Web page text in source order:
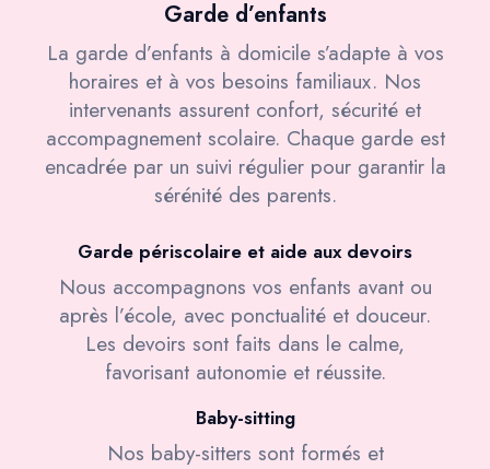
Garde d’enfants
La garde d’enfants à domicile s’adapte à vos
horaires et à vos besoins familiaux. Nos
intervenants assurent confort, sécurité et
accompagnement scolaire. Chaque garde est
encadrée par un suivi régulier pour garantir la
sérénité des parents.
Garde périscolaire et aide aux devoirs
Nous accompagnons vos enfants avant ou
après l’école, avec ponctualité et douceur.
Les devoirs sont faits dans le calme,
favorisant autonomie et réussite.
Baby-sitting
Nos baby-sitters sont formés et